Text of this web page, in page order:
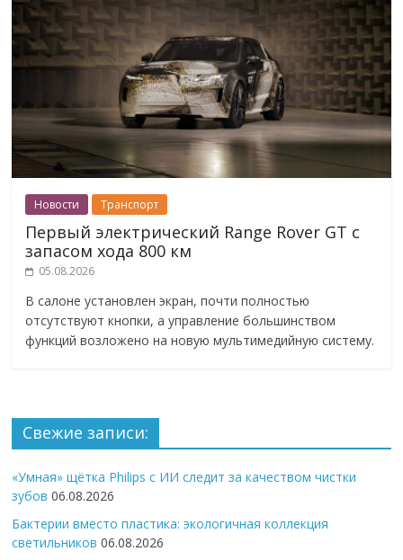
Новости Транспорт
Первый электрический Range Rover GT с
запасом хода 800 км
05.08.2026
В салоне установлен экран, почти полностью
отсутствуют кнопки, а управление большинством
функций возложено на новую мультимедийную систему.
Свежие записи:
«Умная» щётка Philips с ИИ следит за качеством чистки
зубов 06.08.2026
Бактерии вместо пластика: экологичная коллекция
светильников 06.08.2026